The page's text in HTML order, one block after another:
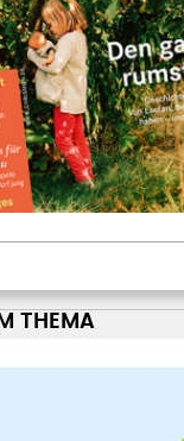
THEMA